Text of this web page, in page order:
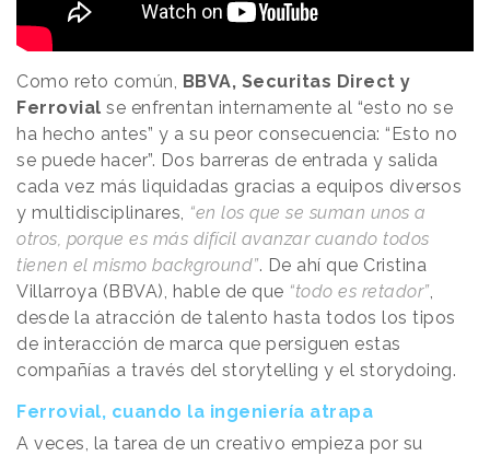
Como reto común, BBVA, Securitas Direct y
Ferrovial se enfrentan internamente al “esto no se
ha hecho antes” y a su peor consecuencia: “Esto no
se puede hacer”. Dos barreras de entrada y salida
cada vez más liquidadas gracias a equipos diversos
y multidisciplinares, “en los que se suman unos a
otros, porque es más difícil avanzar cuando todos
tienen el mismo background”. De ahí que Cristina
Villarroya (BBVA), hable de que “todo es retador”,
desde la atracción de talento hasta todos los tipos
de interacción de marca que persiguen estas
compañías a través del storytelling y el storydoing.
Ferrovial, cuando la ingeniería atrapa
A veces, la tarea de un creativo empieza por su